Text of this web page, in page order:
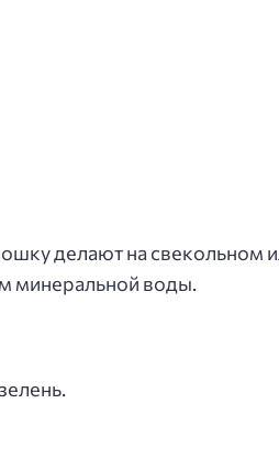
делают на свекольном
минеральной воды.